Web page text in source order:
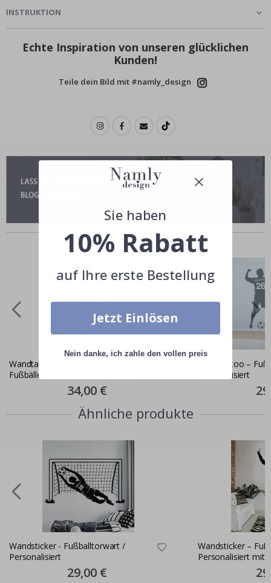
INSTRUKTION
Echte Inspiration von unseren glücklichen
Kunden!
Teile dein Bild mit #namly_design
Andere kauften auch
Wandtattoo - Fußballspieler und
Special
Price
34,00 €
Wandtattoo –
Personalisiert
Ähnliche produkte
Wandsticker - Fußballtorwart /
Personalisiert
Special
Price
29,00 €
Wandsticker –
Personalisiert mit
Nummer /
Sie haben
10% Rabatt
auf Ihre erste Bestellung
Jetzt Einlösen
Nein danke, ich zahle den vollen preis